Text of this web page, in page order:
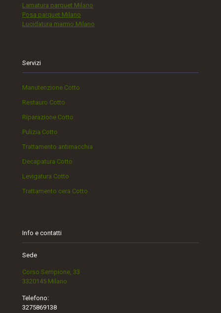
Lamatura parquet Milano
Posa parquet Milano
Lucidatura marmo Milano
Servizi
Manutenzione Cotto
Restauro Cotto
Riparazione Cotto
Pulizia Cotto
Trattamento antimacchia
Decapatura Cotto
Levigatura Cotto
Trattamento cera Cotto
Info e contatti
Sede
Corso Sempione, 33
3320145 Milano
Telefono:
3275869138